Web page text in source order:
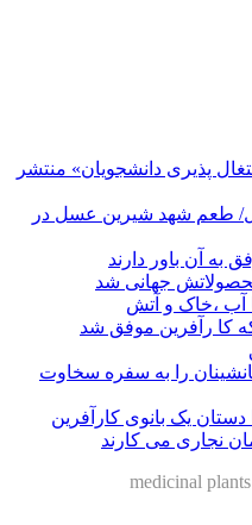
پذیری دانشجویان» منتشر
طعم شهد شیرین عسل‌ در
به آن باور دارند
جهانی شد
آب ،خاک و آتش
کا رآفرین موفق شد
را به سفره سخاوت
یک بانوی کارآفرین
نجاری می کارند
medicinal plants